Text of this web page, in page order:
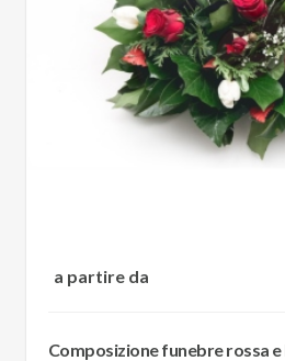
a partire da
Composizione funebre rossa e